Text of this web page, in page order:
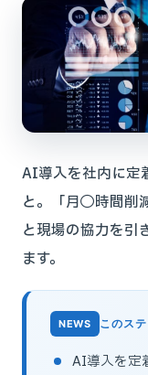
AI導入を社内に定
と。「月◯時間削
と現場の協力を引
ます。
このス
AI導入を定